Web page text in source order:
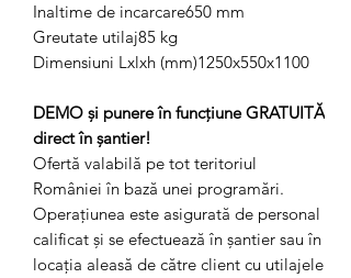
Inaltime de incarcare650 mm
Greutate utilaj85 kg
Dimensiuni Lxlxh (mm)1250x550x1100
DEMO și punere în funcțiune GRATUITĂ
direct în șantier!
Ofertă valabilă pe tot teritoriul
României în bază unei programări.
Operațiunea este asigurată de personal
calificat și se efectuează în șantier sau în
locația aleasă de către client cu utilajele